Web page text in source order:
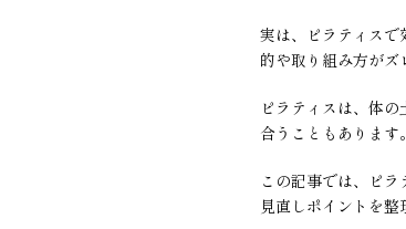
実は、ピラティスで
的や取り組み方がズ
ピラティスは、体
合うこともあります。
この記事では、ピ
見直しポイントを整